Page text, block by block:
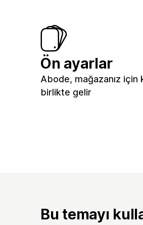
Ön ayarlar
Abode, mağazanız için
birlikte gelir
Bu temayı